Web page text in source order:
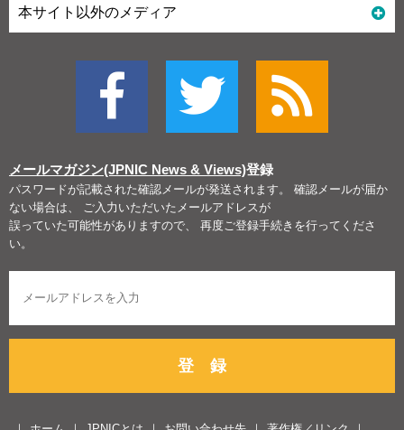
本サイト以外のメディア
メールマガジン(JPNIC News & Views)登録
パスワードが記載された確認メールが発送されます。 確認メールが届か
ない場合は、 ご入力いただいたメールアドレスが
誤っていた可能性がありますので、 再度ご登録手続きを行ってくださ
い。
登 録